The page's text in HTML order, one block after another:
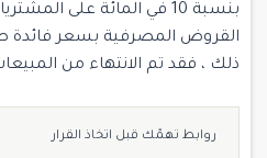
بنسبة 10 في المائة على
ذلك ، فقد تم الانتهاء من
روابط تهمّك قبل اتخاذ القرار